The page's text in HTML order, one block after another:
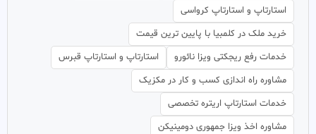
استارتاپ و استارتاپ کرواسی
خرید ملک در کلمبیا با پایین ترین قیمت
خدمات رفع ریجکتی ویزا نائورو
استارتاپ و استارتاپ قبرس
مشاوره راه اندازی کسب و کار در مکزیک
خدمات استارتاپ اریتره تخصصی
مشاوره اخذ ویزا جمهوری دومینیکن